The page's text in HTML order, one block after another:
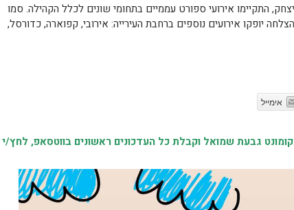
התקיימו אירועי ספורט עממיים בתחומי שונים לכלל הקהילה. סמו
יופקו אירועים נוספים ברחבת העירייה: אירובי, קפוארה, כדורסל,
אימייל
גבעת שמואל וקבלת כל העדכונים ראשונים בווטסאפ, לחץ/י